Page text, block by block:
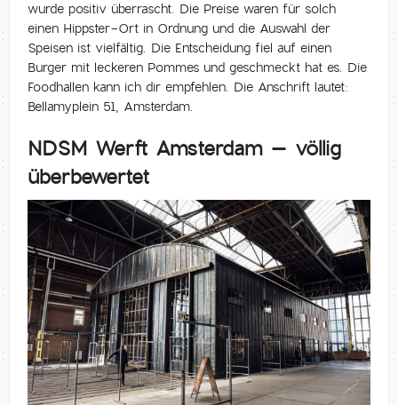
wurde positiv überrascht. Die Preise waren für solch
einen Hippster-Ort in Ordnung und die Auswahl der
Speisen ist vielfältig. Die Entscheidung fiel auf einen
Burger mit leckeren Pommes und geschmeckt hat es. Die
Foodhallen kann ich dir empfehlen. Die Anschrift lautet:
Bellamyplein 51, Amsterdam.
NDSM Werft Amsterdam – völlig
überbewertet